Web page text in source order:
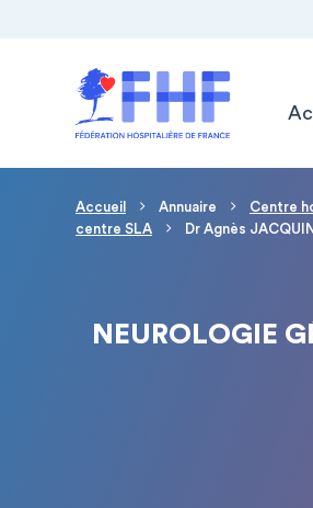
Fil d'Ariane
Accueil Annuaire Centre
centre SLA
Dr Agnès
NEUROLOGIE